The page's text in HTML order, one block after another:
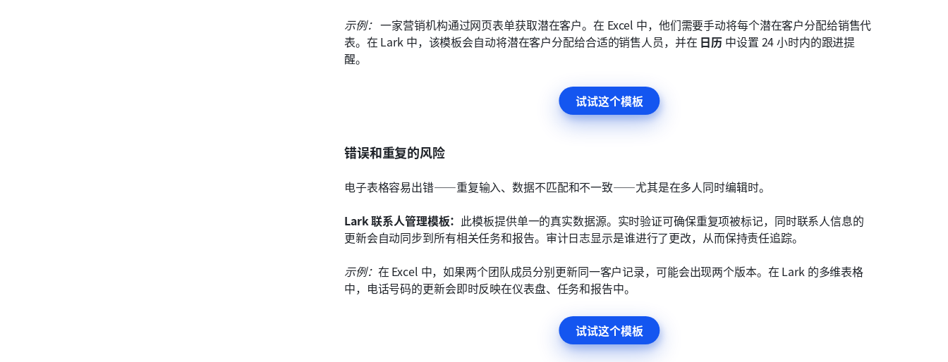
示例： 一家营销机构通过网页表单获取潜在客户。在 Excel 中，他们需要手动将每个潜在客户分配给销售代
表。在 Lark 中，该模板会自动将潜在客户分配给合适的销售人员，并在 日历 中设置 24 小时内的跟进提
醒。
试试这个模板
错误和重复的风险
电子表格容易出错——重复输入、数据不匹配和不一致——尤其是在多人同时编辑时。
Lark 联系人管理模板： 此模板提供单一的真实数据源。实时验证可确保重复项被标记，同时联系人信息的
更新会自动同步到所有相关任务和报告。审计日志显示是谁进行了更改，从而保持责任追踪。
示例： 在 Excel 中，如果两个团队成员分别更新同一客户记录，可能会出现两个版本。在 Lark 的多维表格
中，电话号码的更新会即时反映在仪表盘、任务和报告中。
试试这个模板